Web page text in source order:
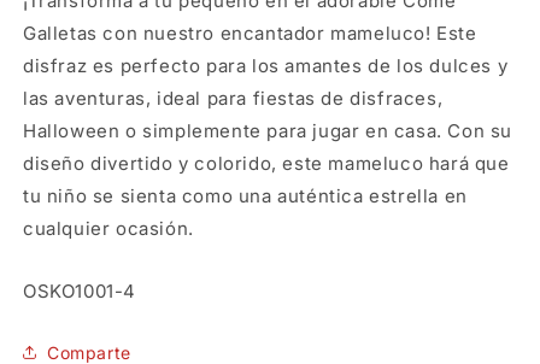
para
Niños
para
Galletas con nuestro encantador mameluco! Este
disfraz es perfecto para los amantes de los dulces y
las aventuras, ideal para fiestas de disfraces,
Halloween o simplemente para jugar en casa. Con su
diseño divertido y colorido, este mameluco hará que
tu niño se sienta como una auténtica estrella en
cualquier ocasión.
SKU:
OSKO1001-4
Comparte